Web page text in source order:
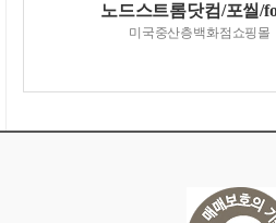
노드스트롬닷컴/포씰/
미국중산층백화점쇼핑몰